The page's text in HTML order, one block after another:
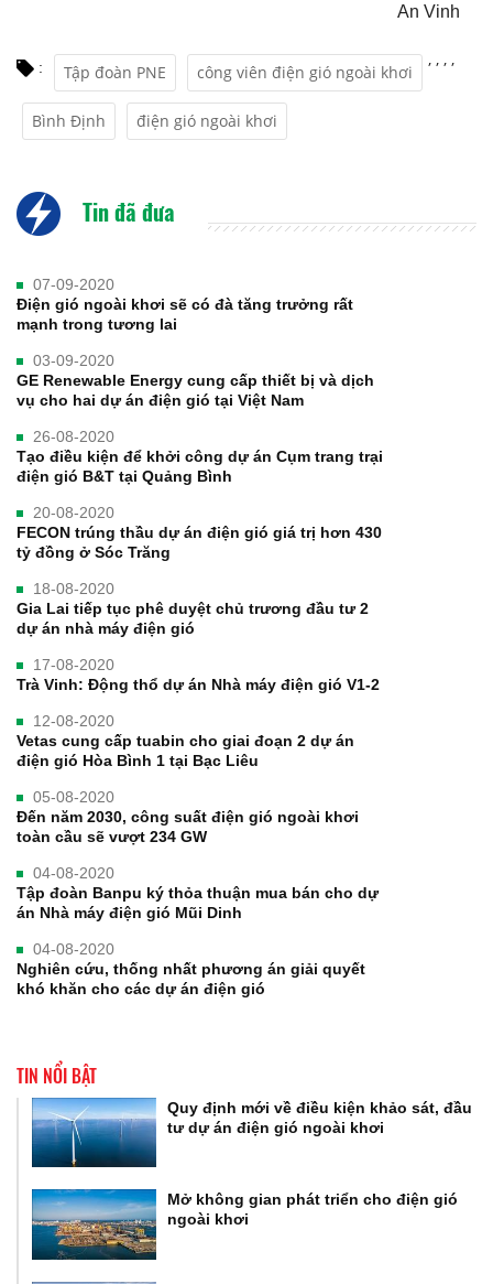
An Vinh
: Tập đoàn PNE
,
công viên điện gió ngoài khơi
,
Bình Định
,
điện gió ngoài khơi
,
Tin đã đưa
07-09-2020
Điện gió ngoài khơi sẽ có đà tăng trưởng rất
mạnh trong tương lai
03-09-2020
GE Renewable Energy cung cấp thiết bị và dịch
vụ cho hai dự án điện gió tại Việt Nam
26-08-2020
Tạo điều kiện để khởi công dự án Cụm trang trại
điện gió B&T tại Quảng Bình
20-08-2020
FECON trúng thầu dự án điện gió giá trị hơn 430
tỷ đồng ở Sóc Trăng
18-08-2020
Gia Lai tiếp tục phê duyệt chủ trương đầu tư 2
dự án nhà máy điện gió
17-08-2020
Trà Vinh: Động thổ dự án Nhà máy điện gió V1-2
12-08-2020
Vetas cung cấp tuabin cho giai đoạn 2 dự án
điện gió Hòa Bình 1 tại Bạc Liêu
05-08-2020
Đến năm 2030, công suất điện gió ngoài khơi
toàn cầu sẽ vượt 234 GW
04-08-2020
Tập đoàn Banpu ký thỏa thuận mua bán cho dự
án Nhà máy điện gió Mũi Dinh
04-08-2020
Nghiên cứu, thống nhất phương án giải quyết
khó khăn cho các dự án điện gió
TIN NỔI BẬT
Quy định mới về điều kiện khảo sát, đầu
tư dự án điện gió ngoài khơi
Mở không gian phát triển cho điện gió
ngoài khơi